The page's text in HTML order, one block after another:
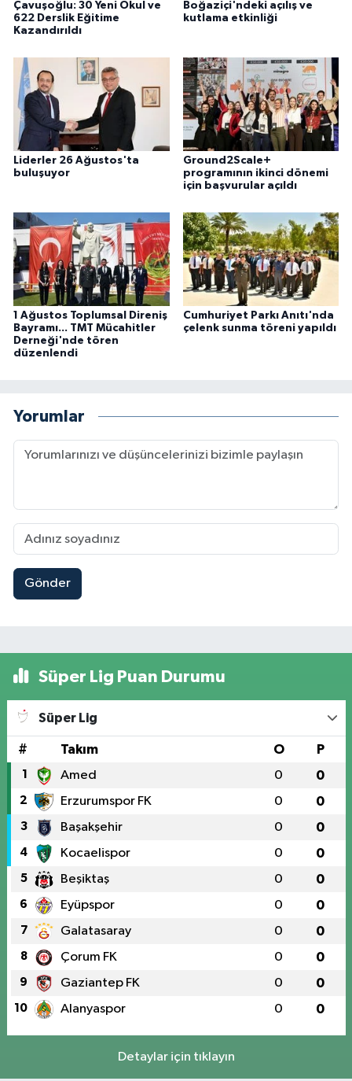
Çavuşoğlu: 30 Yeni Okul ve
622 Derslik Eğitime
Kazandırıldı
Boğaziçi'ndeki açılış ve
kutlama etkinliği
Liderler 26 Ağustos'ta
buluşuyor
Ground2Scale+
programının ikinci dönemi
için başvurular açıldı
1 Ağustos Toplumsal Direniş
Bayramı... TMT Mücahitler
Derneği'nde tören
düzenlendi
Cumhuriyet Parkı Anıtı'nda
çelenk sunma töreni yapıldı
Yorumlar
Gönder
Süper Lig Puan Durumu
Süper Lig
# Takım O P
1 Amed 0 0
2 Erzurumspor FK 0 0
3 Başakşehir 0 0
4 Kocaelispor 0 0
5 Beşiktaş 0 0
6 Eyüpspor 0 0
7 Galatasaray 0 0
8 Çorum FK 0 0
9 Gaziantep FK 0 0
10 Alanyaspor 0 0
Detaylar için tıklayın